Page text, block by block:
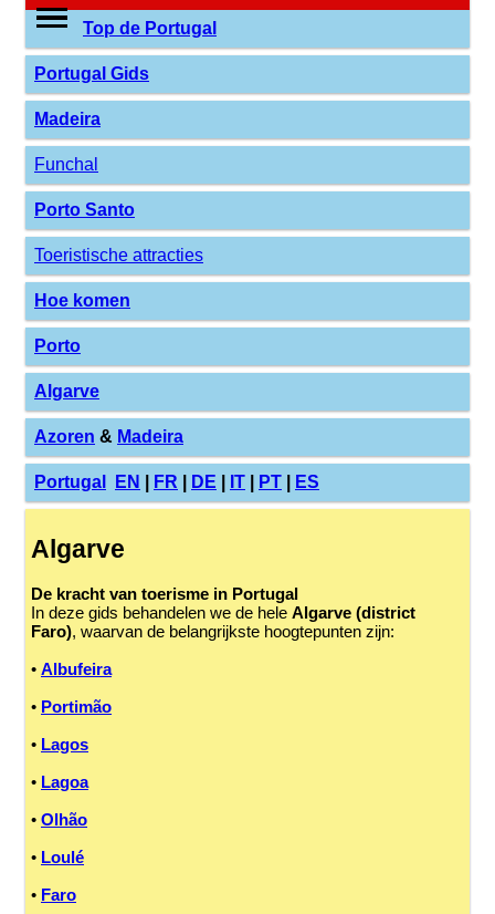
Top de Portugal
Portugal Gids
Madeira
Funchal
Porto Santo
Toeristische attracties
Hoe komen
Porto
Algarve
Azoren & Madeira
Portugal EN FR DE IT PT ES
Algarve
De kracht van toerisme in Portugal
In deze gids behandelen we de hele Algarve (district
Faro), waarvan de belangrijkste hoogtepunten zijn:
• Albufeira
• Portimão
• Lagos
• Lagoa
• Olhão
• Loulé
• Faro